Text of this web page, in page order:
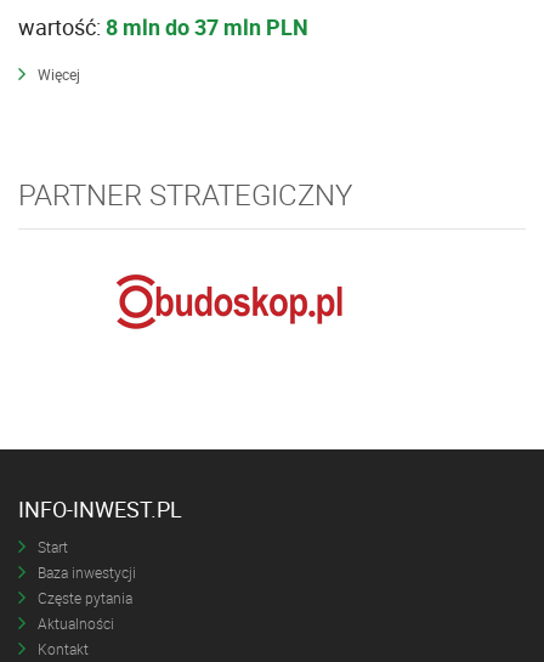
wartość: 8 mln do 37 mln PLN
Więcej
PARTNER STRATEGICZNY
INFO-INWEST.PL
Start
Baza inwestycji
Częste pytania
Aktualności
Kontakt